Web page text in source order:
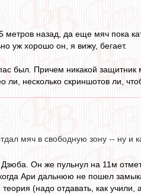
назад, да еще мяч пока
уж хорошо он, я вижу, бегает.
был. Причем никакой
несколько скриншотов ли,
мяч в свободную зону -- ну и
Он же пульнул на 11м
Ари дальнюю не пошел
(надо отдавать, как